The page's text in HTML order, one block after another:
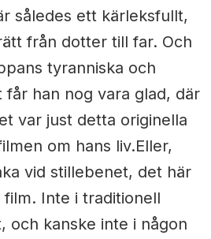
således ett kärleksfullt,
från dotter till far. Och
tyranniska och
får han nog vara glad, där
var just detta originella
om hans liv.Eller,
vid stillebenet, det här
Inte i traditionell
och kanske inte i någon